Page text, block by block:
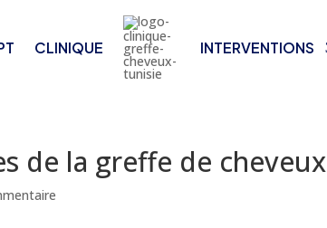
CLINIQUE INTERVENTIONS
de la greffe de cheveux